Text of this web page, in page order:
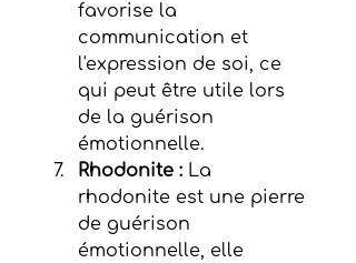
favorise la
communication et
l'expression de soi, ce
qui peut être utile lors
de la guérison
émotionnelle.
Rhodonite : La
rhodonite est une pierre
de guérison
émotionnelle, elle